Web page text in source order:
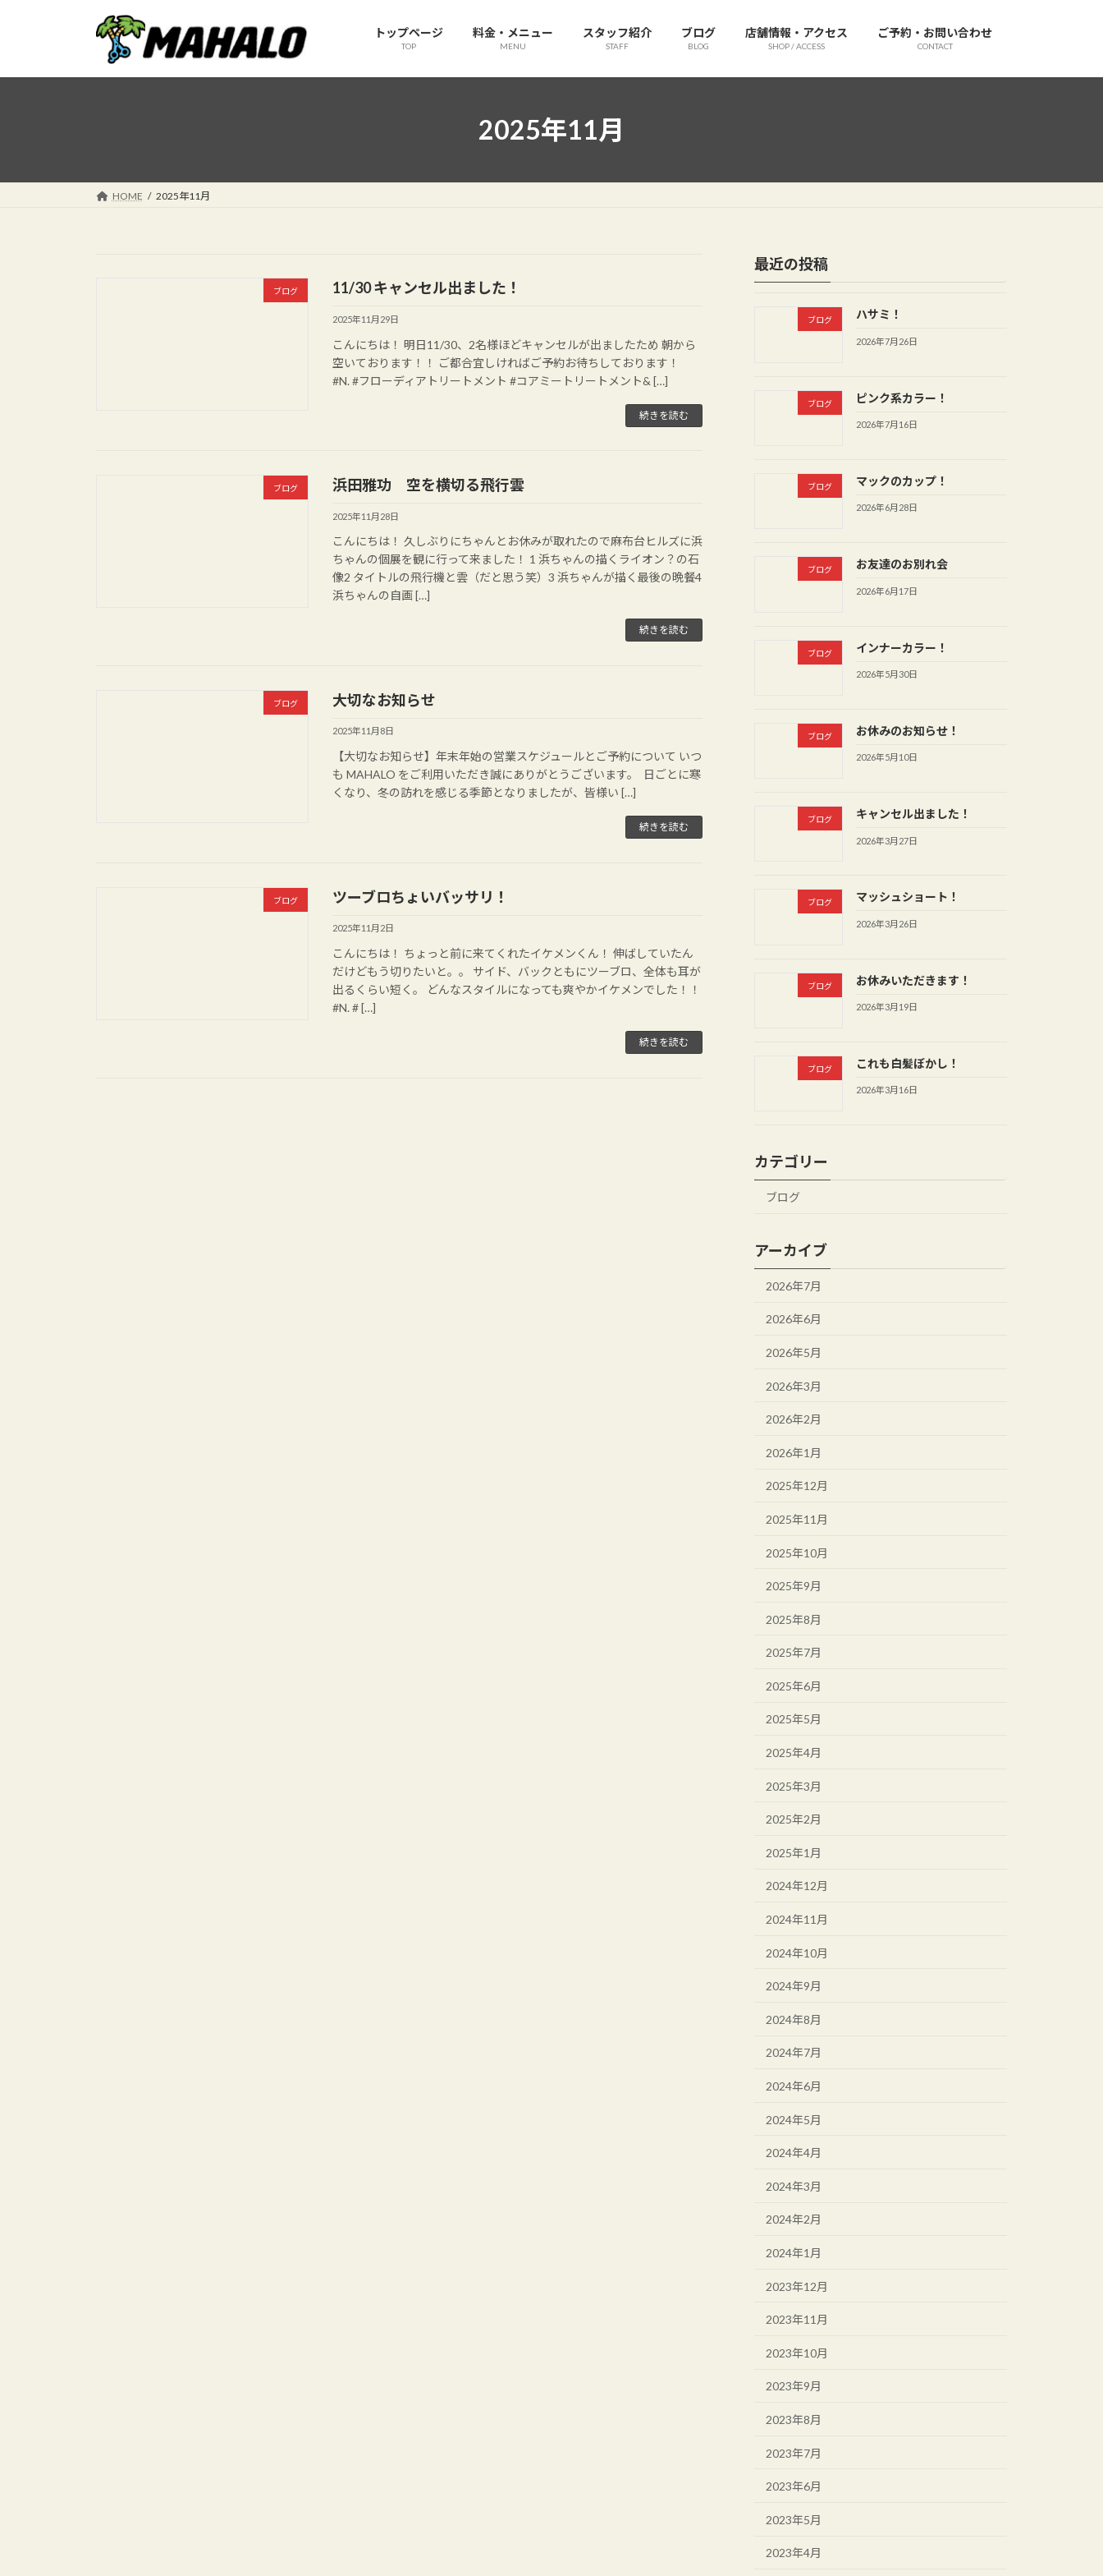
プ
動
トップページ
TOP
料金・メニュー
MENU
スタッフ紹介
STAFF
ブログ
BLOG
店舗情報・アクセス
SHOP / ACCESS
ご予約・お問い合わせ
CONTACT
2025年11月
HOME 2025年11月
ブログ 11/30 キャンセル出ました！
2025年11月29日
こんにちは！ 明日11/30、2名様ほどキャンセルが出ましたため 朝から
空いております！！ ご都合宜しければご予約お待ちしております！
#N. #フローディアトリートメント #コアミートリートメント& […]
続きを読む
ブログ 浜田雅功 空を横切る飛行雲
2025年11月28日
こんにちは！ 久しぶりにちゃんとお休みが取れたので麻布台ヒルズに浜
ちゃんの個展を観に行って来ました！ 1 浜ちゃんの描くライオン？の石
像2 タイトルの飛行機と雲（だと思う笑）3 浜ちゃんが描く最後の晩餐4
浜ちゃんの自画 […]
続きを読む
ブログ 大切なお知らせ
2025年11月8日
【大切なお知らせ】年末年始の営業スケジュールとご予約について いつ
も MAHALO をご利用いただき誠にありがとうございます。 日ごとに寒
くなり、冬の訪れを感じる季節となりましたが、皆様い […]
続きを読む
ブログ ツーブロちょいバッサリ！
2025年11月2日
こんにちは！ ちょっと前に来てくれたイケメンくん！ 伸ばしていたん
だけどもう切りたいと。。 サイド、バックともにツーブロ、全体も耳が
出るくらい短く。 どんなスタイルになっても爽やかイケメンでした！！
#N. # […]
続きを読む
最近の投稿
ブログ ハサミ！
2026年7月26日
ブログ ピンク系カラー！
2026年7月16日
ブログ マックのカップ！
2026年6月28日
ブログ お友達のお別れ会
2026年6月17日
ブログ インナーカラー！
2026年5月30日
ブログ お休みのお知らせ！
2026年5月10日
ブログ キャンセル出ました！
2026年3月27日
ブログ マッシュショート！
2026年3月26日
ブログ お休みいただきます！
2026年3月19日
ブログ これも白髪ぼかし！
2026年3月16日
カテゴリー
ブログ
アーカイブ
2026年7月
2026年6月
2026年5月
2026年3月
2026年2月
2026年1月
2025年12月
2025年11月
2025年10月
2025年9月
2025年8月
2025年7月
2025年6月
2025年5月
2025年4月
2025年3月
2025年2月
2025年1月
2024年12月
2024年11月
2024年10月
2024年9月
2024年8月
2024年7月
2024年6月
2024年5月
2024年4月
2024年3月
2024年2月
2024年1月
2023年12月
2023年11月
2023年10月
2023年9月
2023年8月
2023年7月
2023年6月
2023年5月
2023年4月